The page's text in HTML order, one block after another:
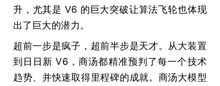
升，尤其是 V6 的巨大突破让算法飞轮也体现
出了巨大的潜力。
超前一步是疯子，超前半步是天才。从大装置
到日日新 V6，商汤都精准预判了每一个技术
趋势、并快速取得里程碑的成就。商汤大模型